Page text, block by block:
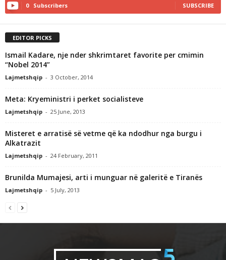
0 Subscribers SUBSCRIBE
EDITOR PICKS
Ismail Kadare, nje nder shkrimtaret favorite per cmimin
“Nobel 2014”
Lajmetshqip - 3 October, 2014
Meta: Kryeministri i perket socialisteve
Lajmetshqip - 25 June, 2013
Misteret e arratisë së vetme që ka ndodhur nga burgu i
Alkatrazit
Lajmetshqip - 24 February, 2011
Brunilda Mumajesi, arti i munguar në galeritë e Tiranës
Lajmetshqip - 5 July, 2013